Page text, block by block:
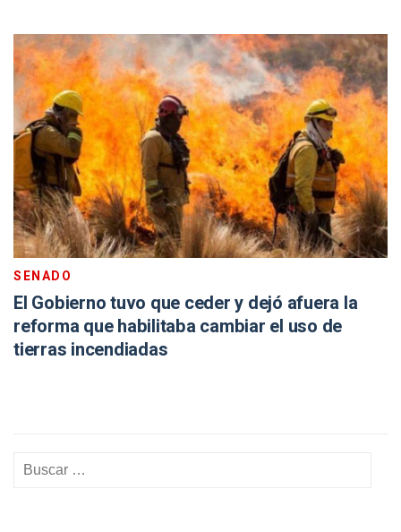
SENADO
El Gobierno tuvo que ceder y dejó afuera la
reforma que habilitaba cambiar el uso de
tierras incendiadas